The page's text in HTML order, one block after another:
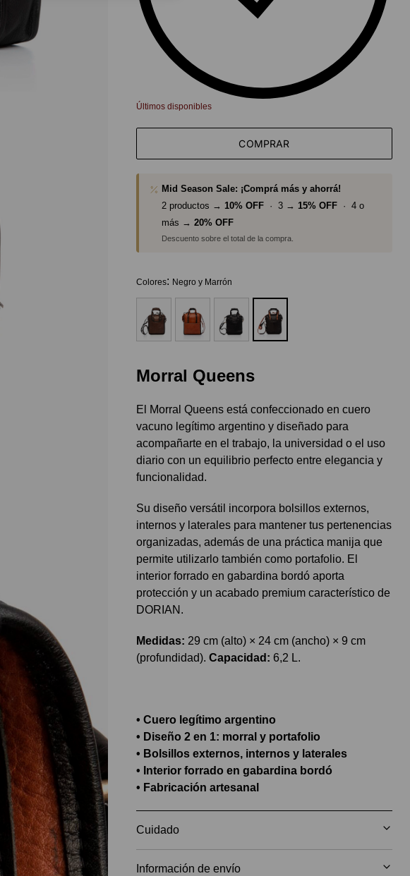
Últimos disponibles
COMPRAR
Mid Season Sale: ¡Comprá más y ahorrá!
2 productos → 10% OFF· 3 → 15% OFF· 4 o
más → 20% OFF
Descuento sobre el total de la compra.
Colores: Negro y Marrón
Morral Queens
El Morral Queens está confeccionado en cuero
vacuno legítimo argentino y diseñado para
acompañarte en el trabajo, la universidad o el uso
diario con un equilibrio perfecto entre elegancia y
funcionalidad.
Su diseño versátil incorpora bolsillos externos,
internos y laterales para mantener tus pertenencias
organizadas, además de una práctica manija que
permite utilizarlo también como portafolio. El
interior forrado en gabardina bordó aporta
protección y un acabado premium característico de
DORIAN.
Medidas: 29 cm (alto) × 24 cm (ancho) × 9 cm
(profundidad). Capacidad: 6,2 L.
• Cuero legítimo argentino
• Diseño 2 en 1: morral y portafolio
• Bolsillos externos, internos y laterales
• Interior forrado en gabardina bordó
• Fabricación artesanal
Cuidado
Información de envío